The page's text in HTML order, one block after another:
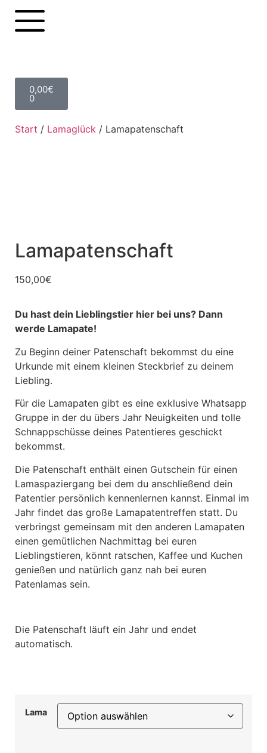
0,00€
0
Start / Lamaglück / Lamapatenschaft
Lamapatenschaft
150,00€
Du hast dein Lieblingstier hier bei uns? Dann
werde Lamapate!
Zu Beginn deiner Patenschaft bekommst du eine
Urkunde mit einem kleinen Steckbrief zu deinem
Liebling.
Für die Lamapaten gibt es eine exklusive Whatsapp
Gruppe in der du übers Jahr Neuigkeiten und tolle
Schnappschüsse deines Patentieres geschickt
bekommst.
Die Patenschaft enthält einen Gutschein für einen
Lamaspaziergang bei dem du anschließend dein
Patentier persönlich kennenlernen kannst. Einmal im
Jahr findet das große Lamapatentreffen statt. Du
verbringst gemeinsam mit den anderen Lamapaten
einen gemütlichen Nachmittag bei euren
Lieblingstieren, könnt ratschen, Kaffee und Kuchen
genießen und natürlich ganz nah bei euren
Patenlamas sein.
Die Patenschaft läuft ein Jahr und endet
automatisch.
Lama